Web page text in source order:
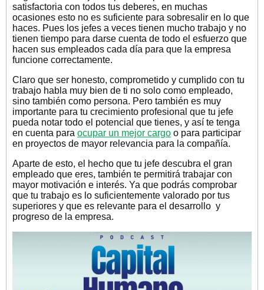
satisfactoria con todos tus deberes, en muchas
ocasiones esto no es suficiente para sobresalir en lo que
haces. Pues los jefes a veces tienen mucho trabajo y no
tienen tiempo para darse cuenta de todo el esfuerzo que
hacen sus empleados cada día para que la empresa
funcione correctamente.
Claro que ser honesto, comprometido y cumplido con tu
trabajo habla muy bien de ti no solo como empleado,
sino también como persona. Pero también es muy
importante para tu crecimiento profesional que tu jefe
pueda notar todo el potencial que tienes, y así te tenga
en cuenta para ocupar un mejor cargo o para participar
en proyectos de mayor relevancia para la compañía.
Aparte de esto, el hecho que tu jefe descubra el gran
empleado que eres, también te permitirá trabajar con
mayor motivación e interés. Ya que podrás comprobar
que tu trabajo es lo suficientemente valorado por tus
superiores y que es relevante para el desarrollo y
progreso de la empresa.